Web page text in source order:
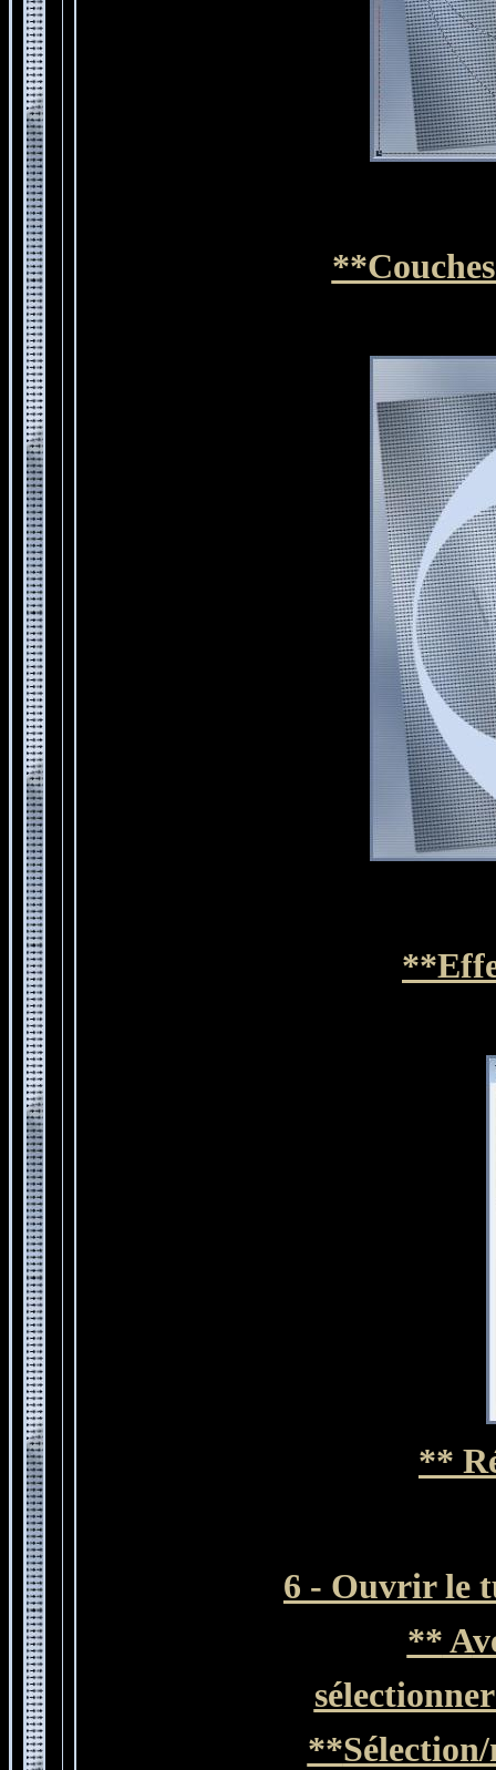
**
6 - Ouvrir le
** A
**